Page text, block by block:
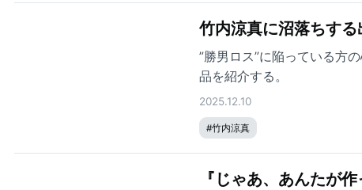
竹内涼真に沼落ちす
”勝男ロス”に陥っている方
品を紹介する。
2025.12.10
#竹内涼真
『じゃあ、あんたが